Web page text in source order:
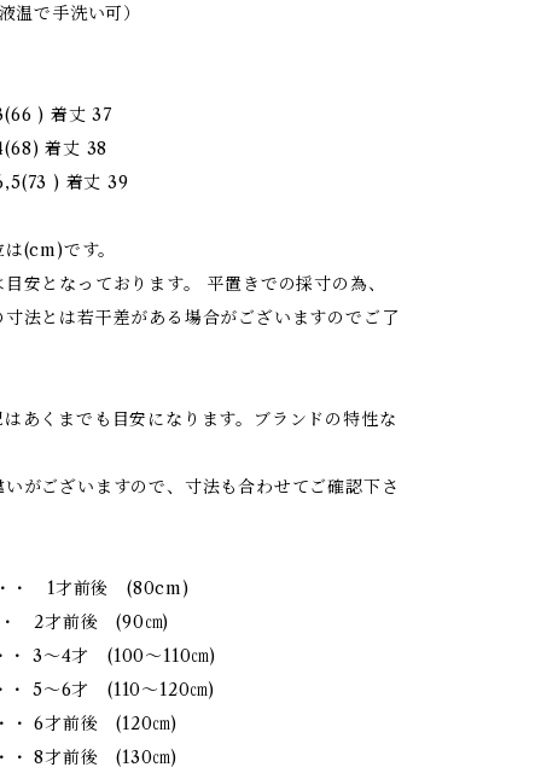
温で手洗い可）
) 着丈 37
着丈 38
) 着丈 39
(cm)です。
安となっております。 平置きでの採寸の為、
法とは若干差がある場合がございますのでご了
あくまでも目安になります。ブランドの特性な
がございますので、寸法も合わせてご確認下さ
・ 1才前後 (80cm)
2才前後 (90㎝)
・ 3～4才 (100～110㎝)
・ 5～6才 (110～120㎝)
6才前後 (120㎝)
8才前後 (130㎝)